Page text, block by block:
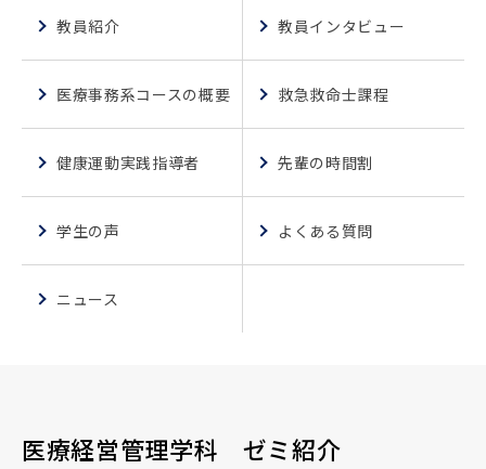
教員紹介 教員インタビュー
医療事務系コースの概要 救急救命士課程
健康運動実践指導者 先輩の時間割
学生の声 よくある質問
ニュース
医療経営管理学科 ゼミ紹介